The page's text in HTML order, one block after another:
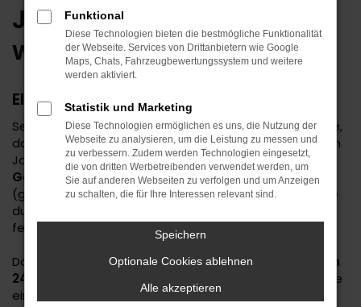
Jubiläumswochenende
wird zum Super-Hit
EIN UNVERGESSLICHES EREIGNIS
Seit 20 Jahren auf dem Horber Hohenbergzu Hause,
dazu
10 Jahre als KIA Vertragshändlerund in diesem
Jahr zu
Deutschlands bestem
Gebrauchtwagenhändlergekürt: Das waren die
(guten) Gründe um - vor allem nach der langen Pause
durch die Corona-Pandemie - mal wieder richtig zu
feiern!
Daher luden wir zu unserer großenJubiläumsfeier am
24. und 25. September 2022
auf unser Firmengelände
ein - und etliche folgten der Einladung gerne.
Funktional
Diese Technologien bieten die bestmögliche Funktionalität
der Webseite. Services von Drittanbietern wie Google
Maps, Chats, Fahrzeugbewertungssystem und weitere
werden aktiviert.
Statistik und Marketing
Diese Technologien ermöglichen es uns, die Nutzung der
Webseite zu analysieren, um die Leistung zu messen und
zu verbessern. Zudem werden Technologien eingesetzt,
die von dritten Werbetreibenden verwendet werden, um
Sie auf anderen Webseiten zu verfolgen und um Anzeigen
zu schalten, die für Ihre Interessen relevant sind.
Speichern
Optionale Cookies ablehnen
Alle akzeptieren